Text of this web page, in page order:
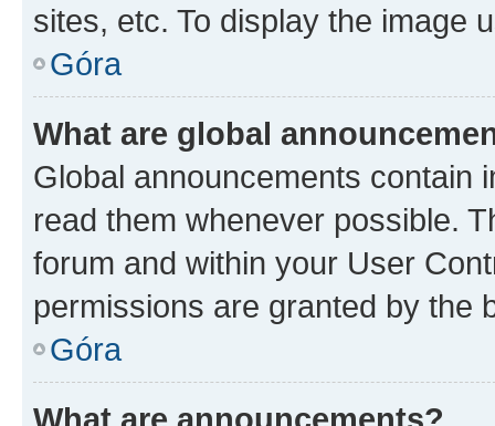
sites, etc. To display the image
Góra
What are global
Global announcements contain
read them whenever possible.
forum and within your User
permissions are granted by the
Góra
What are announcements?